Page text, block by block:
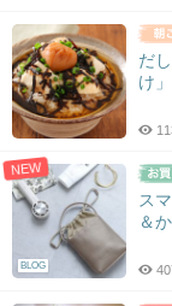
だ
け」
NEW
BLOG
ス
＆